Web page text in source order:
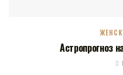
Астропрогноз